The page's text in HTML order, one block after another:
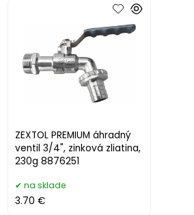
ZEXTOL PREMIUM áhradný
ventil 3/4", zinková zliatina,
230g 8876251
na sklade
3.70 €